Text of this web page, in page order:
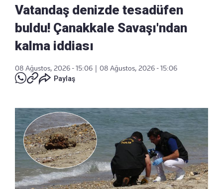
Vatandaş denizde tesadüfen
buldu! Çanakkale Savaşı'ndan
kalma iddiası
08 Ağustos, 2026 - 15:06
08 Ağustos, 2026 - 15:06
Paylaş